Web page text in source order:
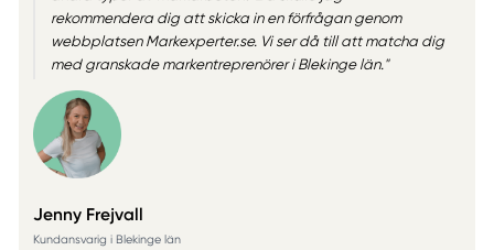
rekommendera dig att skicka in en förfrågan genom
webbplatsen Markexperter.se. Vi ser då till att matcha dig
med granskade markentreprenörer i Blekinge län."
Jenny Frejvall
Kundansvarig i Blekinge län